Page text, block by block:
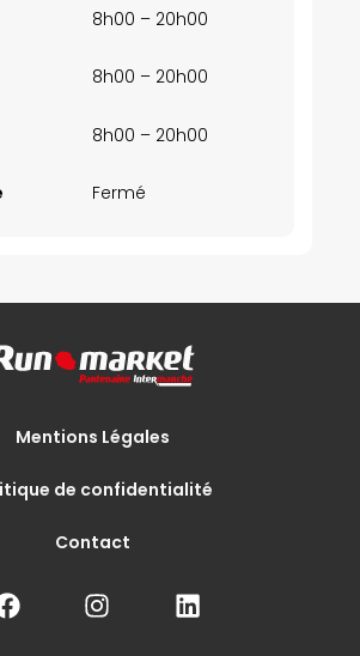
8h00 – 20h00
8h00 – 20h00
8h00 – 20h00
Fermé
Mentions Légales
de confidentialité
Contact